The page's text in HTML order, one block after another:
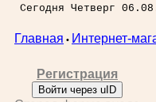
Сегодня Четверг
Главная • Интернет-
Регистрация
Войти через uID